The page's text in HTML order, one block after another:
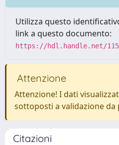
Utilizza questo
link a questo documento:
https://hdl.handle.net/
Attenzione
Attenzione! I dati
sottoposti a validazione da
Citazioni